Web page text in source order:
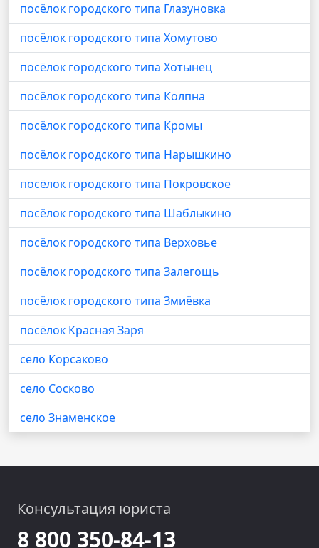
посёлок городского типа Глазуновка
посёлок городского типа Хомутово
посёлок городского типа Хотынец
посёлок городского типа Колпна
посёлок городского типа Кромы
посёлок городского типа Нарышкино
посёлок городского типа Покровское
посёлок городского типа Шаблыкино
посёлок городского типа Верховье
посёлок городского типа Залегощь
посёлок городского типа Змиёвка
посёлок Красная Заря
село Корсаково
село Сосково
село Знаменское
Консультация юриста
8 800 350-84-13